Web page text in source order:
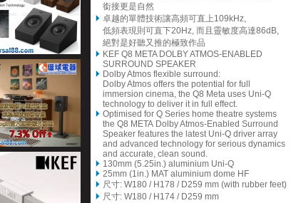
銜接更是自然
卓越的單體技術讓高頻可直上109kHz,
低頻表現則可直下20Hz, 而且靈敏度高達86dB,
絕對是好聽又推的極致作品
KEF Q8 META DOLBY ATMOS-ENABLED
SURROUND SPEAKER
Dolby Atmos flexible surround:
Dolby Atmos offers the potential for full
immersion cinema, the Q8 Meta uses Uni-Q
technology to deliver it in full effect.
Optimised for Q Series home theatre systems
the Q8 META Dolby Atmos-Enabled Surround
Speaker features the latest Uni-Q driver array
and advanced technology for serious dynamics
and accurate, clean sound.
130mm (5.25in.) aluminium Uni-Q
25mm (1in.) MAT aluminium dome HF
尺寸: W180 / H178 / D259 mm (with rubber feet)
尺寸: W180 / H174 / D259 mm